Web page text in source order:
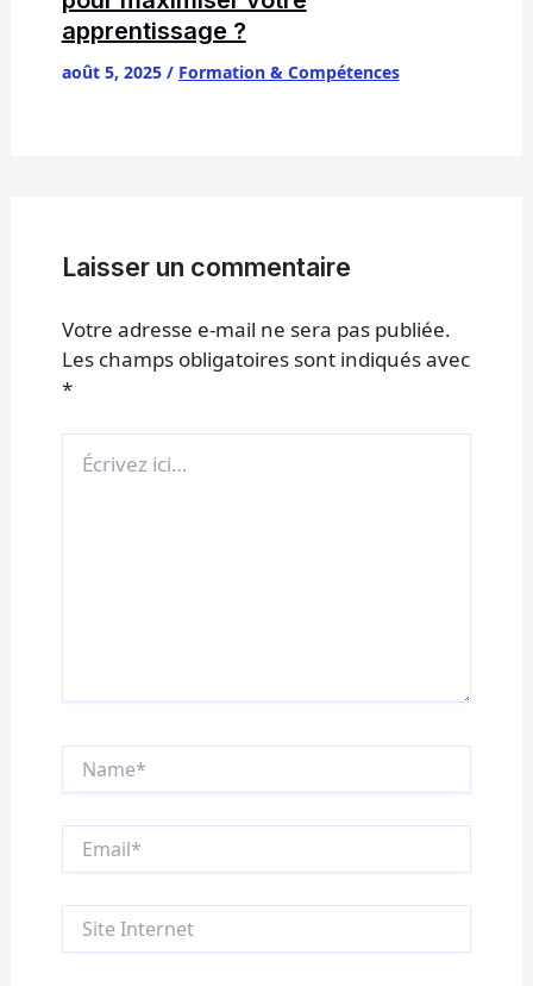
apprentissage ?
août 5, 2025 / Formation & Compétences
Laisser un commentaire
Votre adresse e-mail ne sera pas publiée.
Les champs obligatoires sont indiqués avec
*
ici…
Internet